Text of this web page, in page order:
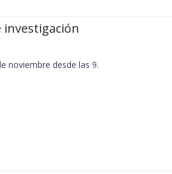
investigación
noviembre desde las 9.